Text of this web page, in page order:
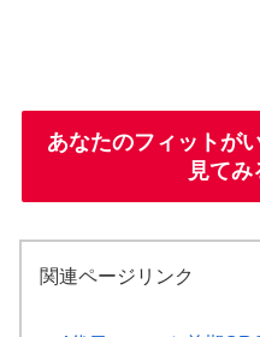
あなたのフィットが
見て
関連ページリンク